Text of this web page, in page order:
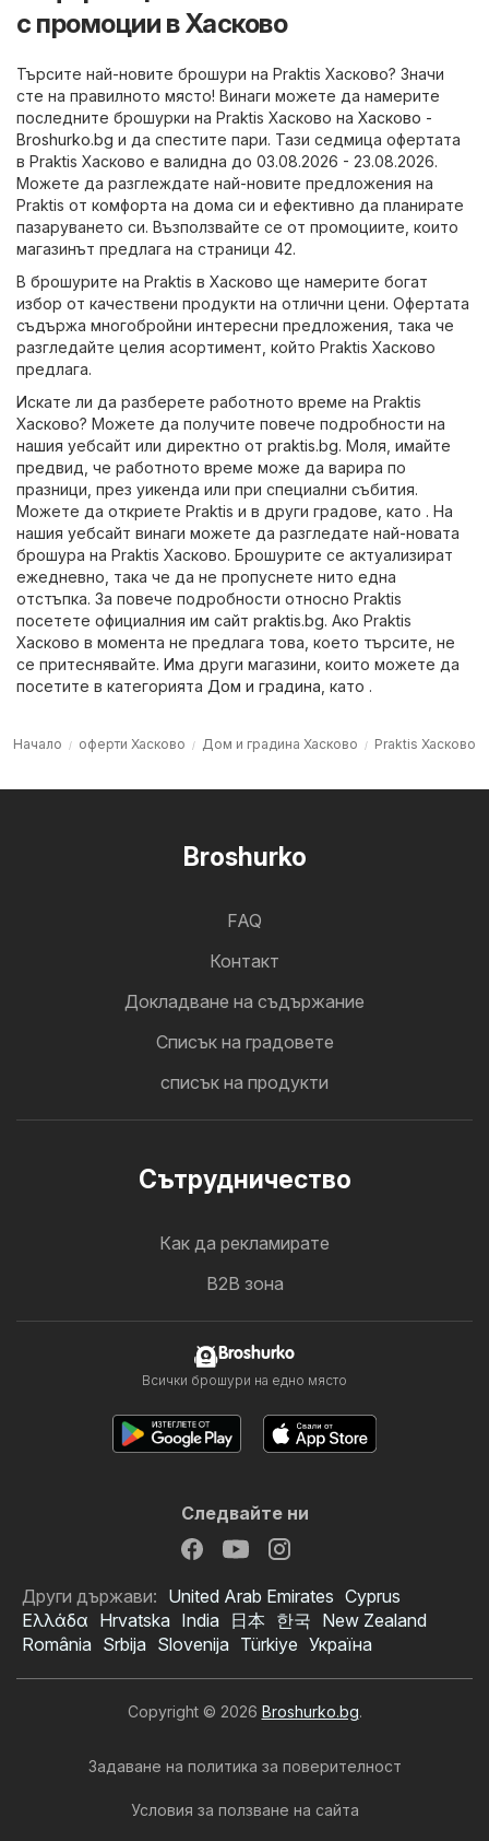
с промоции в Хасково
Търсите най-новите брошури на Praktis Хасково? Значи
сте на правилното място! Винаги можете да намерите
последните брошурки на Praktis Хасково на Хасково -
Broshurko.bg и да спестите пари. Тази седмица офертата
в Praktis Хасково е валидна до 03.08.2026 - 23.08.2026.
Можете да разглеждате най-новите предложения на
Praktis от комфорта на дома си и ефективно да планирате
пазаруването си. Възползвайте се от промоциите, които
магазинът предлага на страници 42.
В брошурите на Praktis в Хасково ще намерите богат
избор от качествени продукти на отлични цени. Офертата
съдържа многобройни интересни предложения, така че
разгледайте целия асортимент, който Praktis Хасково
предлага.
Искате ли да разберете работното време на Praktis
Хасково? Можете да получите повече подробности на
нашия уебсайт или директно от praktis.bg. Моля, имайте
предвид, че работното време може да варира по
празници, през уикенда или при специални събития.
Можете да откриете Praktis и в други градове, като . На
нашия уебсайт винаги можете да разгледате най-новата
брошура на Praktis Хасково. Брошурите се актуализират
ежедневно, така че да не пропуснете нито една
отстъпка. За повече подробности относно Praktis
посетете официалния им сайт praktis.bg. Ако Praktis
Хасково в момента не предлага това, което търсите, не
се притеснявайте. Има други магазини, които можете да
посетите в категорията Дом и градина , като .
Начало оферти Хасково Дом и градина Хасково Praktis Хасково
Broshurko
FAQ
Контакт
Докладване на съдържание
Cписък на градовете
списък на продукти
Cътрудничество
Как да рекламирате
B2B зона
Broshurko
Всички брошури на едно място
Следвайте ни
Други държави: United Arab Emirates Cyprus
Ελλάδα Hrvatska India 日本 한국 New Zealand
România Srbija Slovenija Türkiye Україна
Copyright © 2026 Broshurko.bg.
Задаване на политика за поверителност
Условия за ползване на сайта